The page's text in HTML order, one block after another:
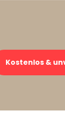
Kostenlos &